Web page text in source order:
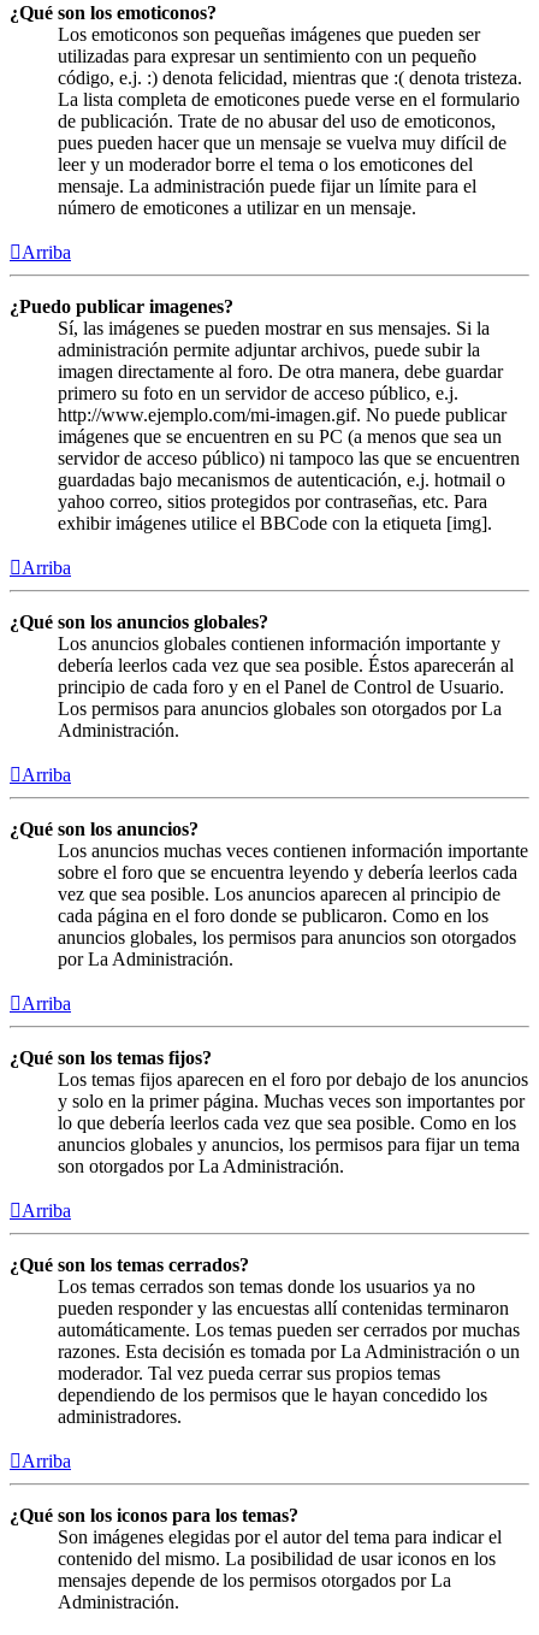
¿Qué son los emoticonos?
Los emoticonos son pequeñas imágenes que pueden ser
utilizadas para expresar un sentimiento con un pequeño
código, e.j. :) denota felicidad, mientras que :( denota tristeza.
La lista completa de emoticones puede verse en el formulario
de publicación. Trate de no abusar del uso de emoticonos,
pues pueden hacer que un mensaje se vuelva muy difícil de
leer y un moderador borre el tema o los emoticones del
mensaje. La administración puede fijar un límite para el
número de emoticones a utilizar en un mensaje.
Arriba
¿Puedo publicar imagenes?
Sí, las imágenes se pueden mostrar en sus mensajes. Si la
administración permite adjuntar archivos, puede subir la
imagen directamente al foro. De otra manera, debe guardar
primero su foto en un servidor de acceso público, e.j.
http://www.ejemplo.com/mi-imagen.gif. No puede publicar
imágenes que se encuentren en su PC (a menos que sea un
servidor de acceso público) ni tampoco las que se encuentren
guardadas bajo mecanismos de autenticación, e.j. hotmail o
yahoo correo, sitios protegidos por contraseñas, etc. Para
exhibir imágenes utilice el BBCode con la etiqueta [img].
Arriba
¿Qué son los anuncios globales?
Los anuncios globales contienen información importante y
debería leerlos cada vez que sea posible. Éstos aparecerán al
principio de cada foro y en el Panel de Control de Usuario.
Los permisos para anuncios globales son otorgados por La
Administración.
Arriba
¿Qué son los anuncios?
Los anuncios muchas veces contienen información importante
sobre el foro que se encuentra leyendo y debería leerlos cada
vez que sea posible. Los anuncios aparecen al principio de
cada página en el foro donde se publicaron. Como en los
anuncios globales, los permisos para anuncios son otorgados
por La Administración.
Arriba
¿Qué son los temas fijos?
Los temas fijos aparecen en el foro por debajo de los anuncios
y solo en la primer página. Muchas veces son importantes por
lo que debería leerlos cada vez que sea posible. Como en los
anuncios globales y anuncios, los permisos para fijar un tema
son otorgados por La Administración.
Arriba
¿Qué son los temas cerrados?
Los temas cerrados son temas donde los usuarios ya no
pueden responder y las encuestas allí contenidas terminaron
automáticamente. Los temas pueden ser cerrados por muchas
razones. Esta decisión es tomada por La Administración o un
moderador. Tal vez pueda cerrar sus propios temas
dependiendo de los permisos que le hayan concedido los
administradores.
Arriba
¿Qué son los iconos para los temas?
Son imágenes elegidas por el autor del tema para indicar el
contenido del mismo. La posibilidad de usar iconos en los
mensajes depende de los permisos otorgados por La
Administración.